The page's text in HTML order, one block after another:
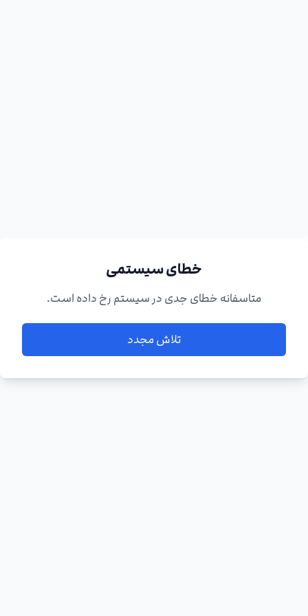
خطای سیستمی
متاسفانه خطای جدی در سیستم رخ داده است.
تلاش مجدد